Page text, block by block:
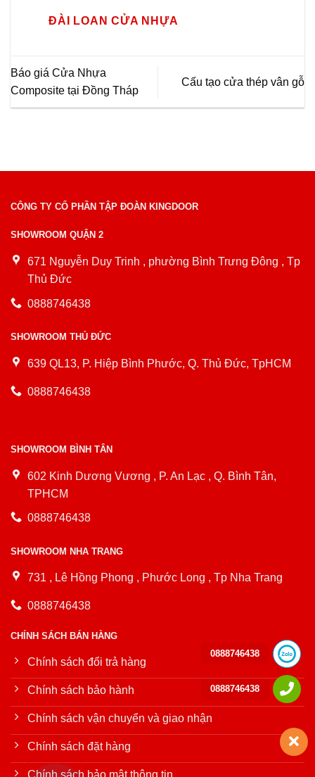
ĐÀI LOAN CỬA NHỰA
Báo giá Cửa Nhựa
Composite tại Đồng Tháp
Cấu tạo cửa thép vân gỗ
CÔNG TY CỔ PHẦN TẬP ĐOÀN KINGDOOR
SHOWROOM QUẬN 2
671 Nguyễn Duy Trinh , phường Bình Trưng Đông , Tp
Thủ Đức
0888746438
SHOWROOM THỦ ĐỨC
639 QL13, P. Hiệp Bình Phước, Q. Thủ Đức, TpHCM
0888746438
SHOWROOM BÌNH TÂN
602 Kinh Dương Vương , P. An Lạc , Q. Bình Tân,
TPHCM
0888746438
SHOWROOM NHA TRANG
731 , Lê Hồng Phong , Phước Long , Tp Nha Trang
0888746438
CHÍNH SÁCH BÁN HÀNG
Chính sách đổi trả hàng
Chính sách bảo hành
Chính sách vận chuyển và giao nhận
Chính sách đặt hàng
0888746438
0888746438